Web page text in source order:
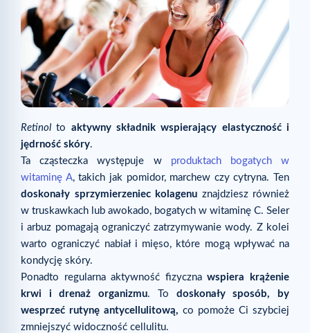
Retinol to aktywny składnik wspierający elastyczność i
jędrność skóry.
Ta cząsteczka występuje w produktach bogatych w
witaminę A, takich jak pomidor, marchew czy cytryna. Ten
doskonały sprzymierzeniec kolagenu znajdziesz również
w truskawkach lub awokado, bogatych w witaminę C. Seler
i arbuz pomagają ograniczyć zatrzymywanie wody. Z kolei
warto ograniczyć nabiał i mięso, które mogą wpływać na
kondycję skóry.
Ponadto regularna aktywność fizycznawspiera krążenie
krwi i drenaż organizmu. To doskonały sposób, by
wesprzeć rutynę antycellulitową, co pomoże Ci szybciej
zmniejszyć widoczność cellulitu.